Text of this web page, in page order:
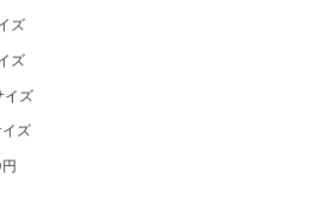
ズ
ズ
イズ
ズ